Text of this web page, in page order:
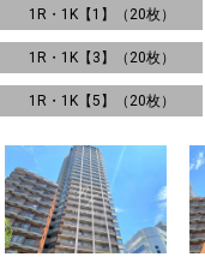
1R・1K【1】（20枚）
1R・1K【3】（20枚）
1R・1K【5】（20枚）